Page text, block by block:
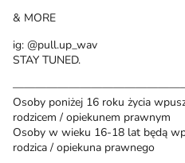
& MORE
ig: @pull.up_wav
STAY TUNED.
Osoby poniżej 16 roku życia
rodzicem / opiekunem prawnym
Osoby w wieku 16-18 lat będą
rodzica / opiekuna prawnego